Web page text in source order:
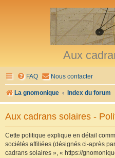
Aux
FAQ Nous contacter
La gnomonique Index du forum
Aux cadrans solaires -
Cette politique explique en détail
sociétés affiliées (désignés ci-après
cadrans solaires », « https://